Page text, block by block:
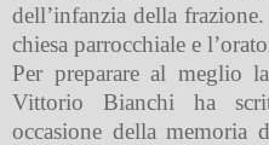
dell’infanzia della
chiesa parrocchiale e
Per preparare al meglio
Vittorio Bianchi ha
occasione della memoria